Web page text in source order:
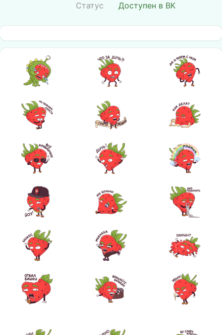
Статус
Доступен в ВК